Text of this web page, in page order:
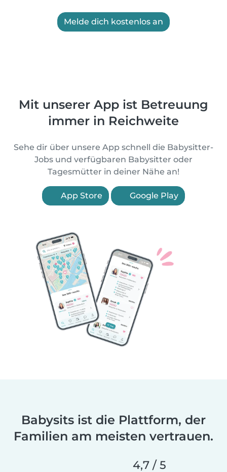
Melde dich kostenlos an
Mit unserer App ist Betreuung
immer in Reichweite
Sehe dir über unsere App schnell die Babysitter-
Jobs und verfügbaren Babysitter oder
Tagesmütter in deiner Nähe an!
App Store Google Play
Babysits ist die Plattform, der
Familien am meisten vertrauen.
4,7 / 5